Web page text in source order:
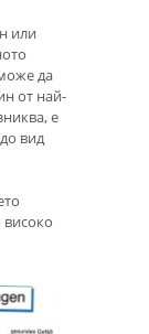
или
да
от най-
е
вид